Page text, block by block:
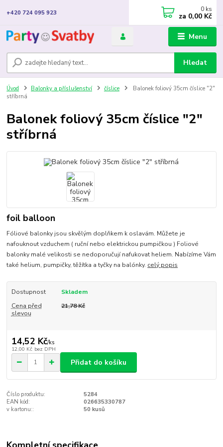
Menu
Hledat
+420 724 095 923 0 ks
za 0,00 Kč
Úvod Balonky a příslušenství číslice
Balonek foliový 35cm číslice "2"
stříbrná
Balonek foliový 35cm číslice "2"
stříbrná
foil balloon
Fóliové balonky jsou skvělým doplňkem k oslavám. Můžete je
nafouknout vzduchem ( ruční nebo elektrickou pumpičkou ) Foliové
balonky malé velikosti se nedoporučují nafukovat heliem. Nabízíme Vám
také helium, pumpičky, těžítka a tyčky na balónky. celý popis
Dostupnost
Skladem
Cena před
slevou
21,78 Kč
14,52 Kč/ks
12,00 Kč bez DPH
Přidat do košíku
Číslo produktu:
5284
EAN kód:
026635330787
v kartonu::
50 kusů